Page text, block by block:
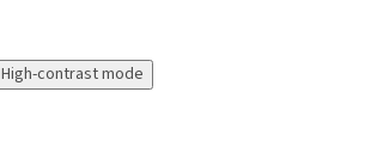
High-contrast mode